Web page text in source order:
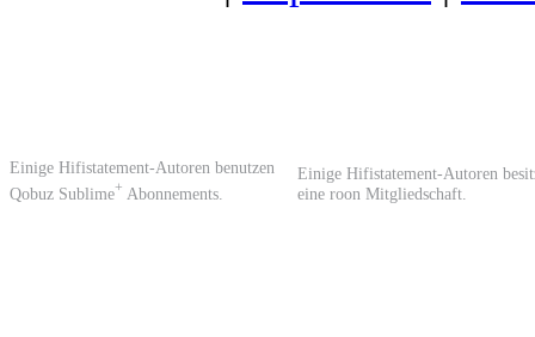
Einige Hifistatement-Autoren benutzen
Qobuz Sublime+ Abonnements.
Einige Hifistatement-Autoren
eine roon Mitgliedschaft.